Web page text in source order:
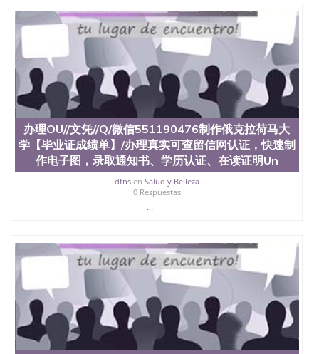
办理OU//文凭//Q/微信551190476制作俄克拉荷马大
学【毕业证成绩单】/办理真实可查留信网认证，快速制
作电子图，录取通知书、学历认证、在读证明Un
dfnsen Salud y Belleza
0 Respuestas
...